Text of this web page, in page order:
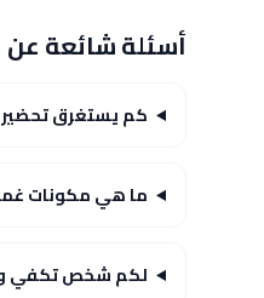
أسئلة شائعة
كم يستغرق تحضير
ما هي مكونات
لكم شخص تكفي